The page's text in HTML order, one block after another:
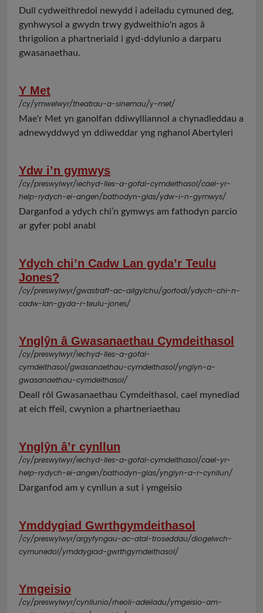
Dull cydweithredol newydd i adeiladu cymuned deg,
gynhwysol a gwydn trwy gydweithio'n agos â
thrigolion a phartneriaid i gyd-ddylunio a darparu
gwasanaethau.
Y Met
/cy/ymwelwyr/theatrau-a-sinemau/y-met/
Mae'r Met yn ganolfan ddiwylliannol a chynadleddau a
adnewyddwyd yn ddiweddar yng nghanol Abertyleri
Ydw i’n gymwys
/cy/preswylwyr/iechyd-lles-a-gofal-cymdeithasol/cael-yr-
help-rydych-ei-angen/bathodyn-glas/ydw-i-n-gymwys/
Darganfod a ydych chi’n gymwys am fathodyn parcio
ar gyfer pobl anabl
Ydych chi’n Cadw Lan gyda’r Teulu
Jones?
/cy/preswylwyr/gwastraff-ac-ailgylchu/gorfodi/ydych-chi-n-
cadw-lan-gyda-r-teulu-jones/
Ynglŷn â Gwasanaethau Cymdeithasol
/cy/preswylwyr/iechyd-lles-a-gofal-
cymdeithasol/gwasanaethau-cymdeithasol/ynglyn-a-
gwasanaethau-cymdeithasol/
Deall rôl Gwasanaethau Cymdeithasol, cael mynediad
at eich ffeil, cwynion a phartneriaethau
Ynglŷn â’r cynllun
/cy/preswylwyr/iechyd-lles-a-gofal-cymdeithasol/cael-yr-
help-rydych-ei-angen/bathodyn-glas/ynglyn-a-r-cynllun/
Darganfod am y cynllun a sut i ymgeisio
Ymddygiad Gwrthgymdeithasol
/cy/preswylwyr/argyfyngau-ac-atal-troseddau/diogelwch-
cymunedol/ymddygiad-gwrthgymdeithasol/
Ymgeisio
/cy/preswylwyr/cynllunio/rheoli-adeiladu/ymgeisio-am-